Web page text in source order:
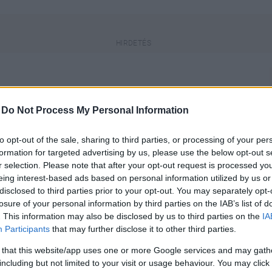
Do Not Process My Personal Information
opt-out of the sale, sharing to third parties, or processing of your
for targeted advertising by us, please use the below opt-out
selection. Please note that after your opt-out request is processed
interest-based ads based on personal information utilized by us
to third parties prior to your opt-out. You may separately
of your personal information by third parties on the IAB’s list of
This information may also be disclosed by us to third parties on the
Participants that may further disclose it to other third parties.
that this website/app uses one or more Google services and may
but not limited to your visit or usage behaviour. You may
benne lévő információk elavultak
Pinterest
termékét hirdetné az egyébként
a betiltás veszélye mindig